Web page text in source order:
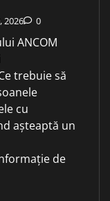
2026 0
ANCOM
trebuie să
cu
așteaptă un
de